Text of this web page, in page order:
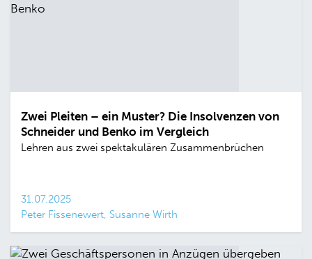
Zwei Pleiten – ein Muster? Die Insolvenzen von
Schneider und Benko im Vergleich
Lehren aus zwei spektakulären Zusammenbrüchen
31.07.2025
Peter Fissenewert, Susanne Wirth